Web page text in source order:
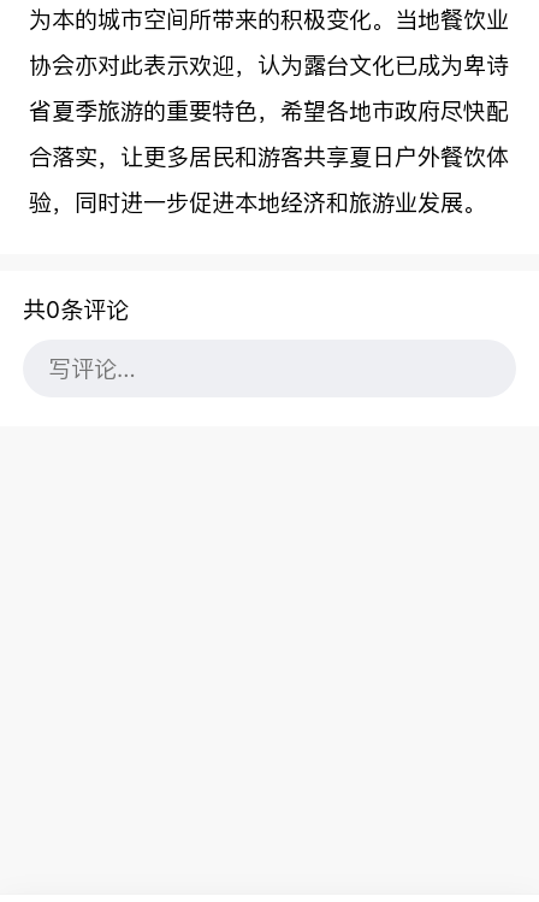
为本的城市空间所带来的积极变化。当地餐饮业
协会亦对此表示欢迎，认为露台文化已成为卑诗
省夏季旅游的重要特色，希望各地市政府尽快配
合落实，让更多居民和游客共享夏日户外餐饮体
验，同时进一步促进本地经济和旅游业发展。
共0条评论